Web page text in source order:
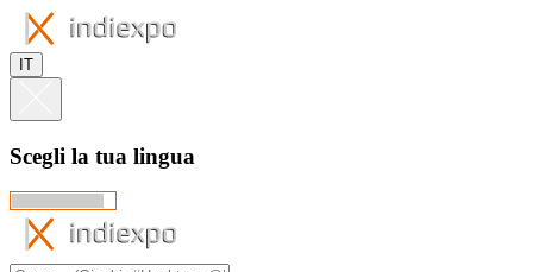
IT
Scegli la tua lingua